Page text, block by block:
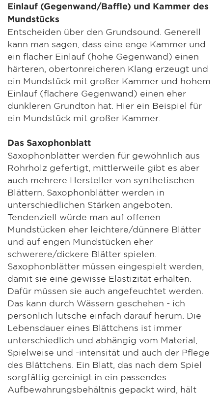
Einlauf (Gegenwand/Baffle) und Kammer des
Mundstücks
Entscheiden über den Grundsound. Generell
kann man sagen, dass eine enge Kammer und
ein flacher Einlauf (hohe Gegenwand) einen
härteren, obertonreicheren Klang erzeugt und
ein Mundstück mit großer Kammer und hohem
Einlauf (flachere Gegenwand) einen eher
dunkleren Grundton hat. Hier ein Beispiel für
ein Mundstück mit großer Kammer:
Das Saxophonblatt
Saxophonblätter werden für gewöhnlich aus
Rohrholz gefertigt, mittlerweile gibt es aber
auch mehrere Hersteller von synthetischen
Blättern. Saxophonblätter werden in
unterschiedlichen Stärken angeboten.
Tendenziell würde man auf offenen
Mundstücken eher leichtere/dünnere Blätter
und auf engen Mundstücken eher
schwerere/dickere Blätter spielen.
Saxophonblätter müssen eingespielt werden,
damit sie eine gewisse Elastizität erhalten.
Dafür müssen sie auch angefeuchtet werden.
Das kann durch Wässern geschehen - ich
persönlich lutsche einfach darauf herum. Die
Lebensdauer eines Blättchens ist immer
unterschiedlich und abhängig vom Material,
Spielweise und -intensität und auch der Pflege
des Blättchens. Ein Blatt, das nach dem Spiel
sorgfältig gereinigt in ein passendes
Aufbewahrungsbehältnis gepackt wird, hält